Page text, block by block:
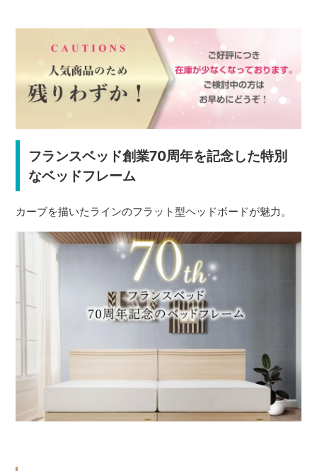
フランスベッド創業70周年を記念した特別
なベッドフレーム
カーブを描いたラインのフラット型ヘッドボードが魅力。